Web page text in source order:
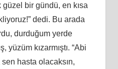
bir gündü, en kısa
dedi. Bu arada
durduğum yerde
yüzüm kızarmıştı. “Abi
hasta olacaksın,